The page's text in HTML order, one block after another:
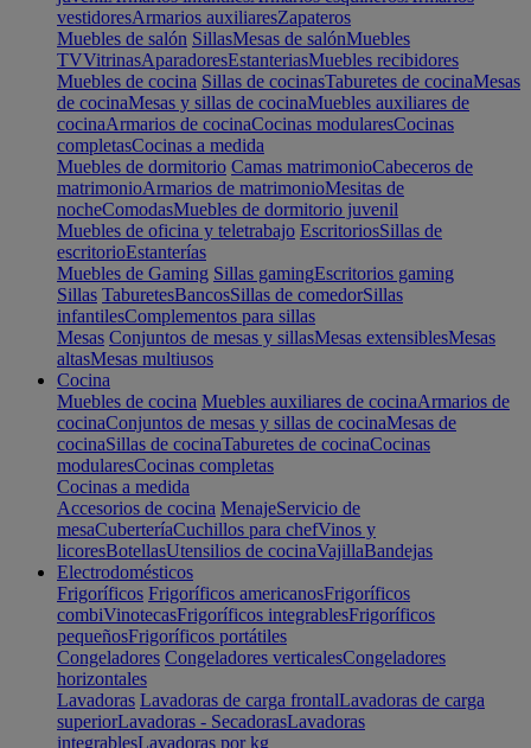
vestidoresArmarios auxiliaresZapateros
Muebles de salón SillasMesas de salónMuebles
TVVitrinasAparadoresEstanteriasMuebles recibidores
Muebles de cocina Sillas de cocinasTaburetes de cocinaMesas
de cocinaMesas y sillas de cocinaMuebles auxiliares de
cocinaArmarios de cocinaCocinas modularesCocinas
completasCocinas a medida
Muebles de dormitorio Camas matrimonioCabeceros de
matrimonioArmarios de matrimonioMesitas de
nocheComodasMuebles de dormitorio juvenil
Muebles de oficina y teletrabajo EscritoriosSillas de
escritorioEstanterías
Muebles de Gaming Sillas gamingEscritorios gaming
Sillas TaburetesBancosSillas de comedorSillas
infantilesComplementos para sillas
Mesas Conjuntos de mesas y sillasMesas extensiblesMesas
altasMesas multiusos
Cocina
Muebles de cocina Muebles auxiliares de cocinaArmarios de
cocinaConjuntos de mesas y sillas de cocinaMesas de
cocinaSillas de cocinaTaburetes de cocinaCocinas
modularesCocinas completas
Cocinas a medida
Accesorios de cocina MenajeServicio de
mesaCuberteríaCuchillos para chefVinos y
licoresBotellasUtensilios de cocinaVajillaBandejas
Electrodomésticos
Frigoríficos Frigoríficos americanosFrigoríficos
combiVinotecasFrigoríficos integrablesFrigoríficos
pequeñosFrigoríficos portátiles
Congeladores Congeladores verticalesCongeladores
horizontales
Lavadoras Lavadoras de carga frontalLavadoras de carga
superiorLavadoras - SecadorasLavadoras
integrablesLavadoras por kg